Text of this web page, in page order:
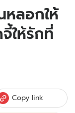
หลอกให้
ให้รักที่
Copy link